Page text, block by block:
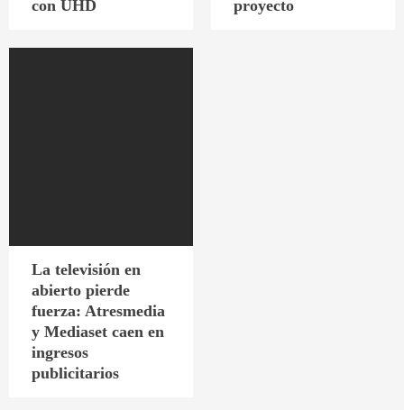
con UHD
proyecto
La televisión en
abierto pierde
fuerza: Atresmedia
y Mediaset caen en
ingresos
publicitarios